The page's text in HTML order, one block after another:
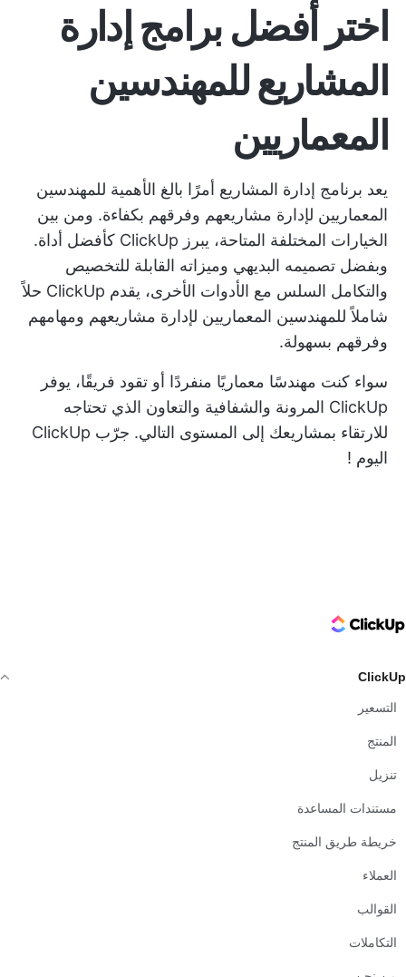
اختر أفضل برامج إدارة
المشاريع للمهندسين
المعماريين
يعد برنامج إدارة المشاريع أمرًا بالغ الأهمية للمهندسين
المعماريين لإدارة مشاريعهم وفرقهم بكفاءة. ومن بين
الخيارات المختلفة المتاحة، يبرز ClickUp كأفضل أداة.
وبفضل تصميمه البديهي وميزاته القابلة للتخصيص
والتكامل السلس مع الأدوات الأخرى، يقدم ClickUp حلاً
شاملاً للمهندسين المعماريين لإدارة مشاريعهم ومهامهم
وفرقهم بسهولة.
سواء كنت مهندسًا معماريًا منفردًا أو تقود فريقًا، يوفر
ClickUp المرونة والشفافية والتعاون الذي تحتاجه
للارتقاء بمشاريعك إلى المستوى التالي.
جرّب ClickUp
اليوم !
ClickUp Logo
ClickUp
التسعير
المنتج
تنزيل
مستندات المساعدة
خريطة طريق المنتج
العملاء
القوالب
التكاملات